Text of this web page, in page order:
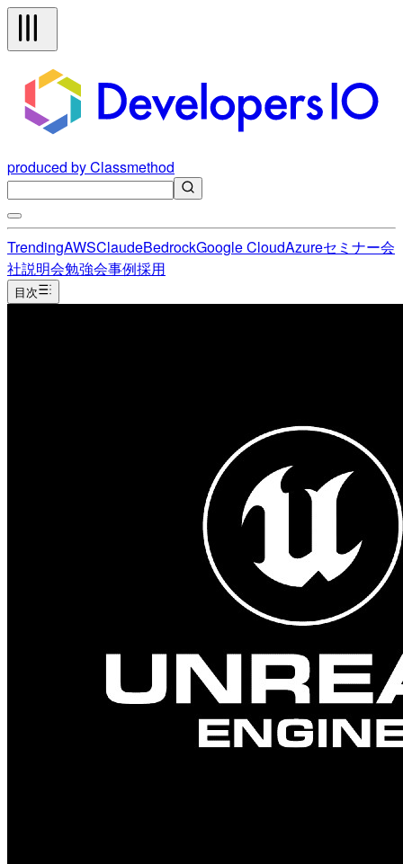
produced by Classmethod
TrendingAWSClaudeBedrockGoogle CloudAzureセミナー会
社説明会勉強会事例採用
目次